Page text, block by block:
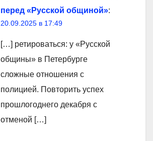
перед «Русской общиной»:
20.09.2025 в 17:49
[…] ретироваться: у «Русской
общины» в Петербурге
сложные отношения с
полицией. Повторить успех
прошлогоднего декабря с
отменой […]